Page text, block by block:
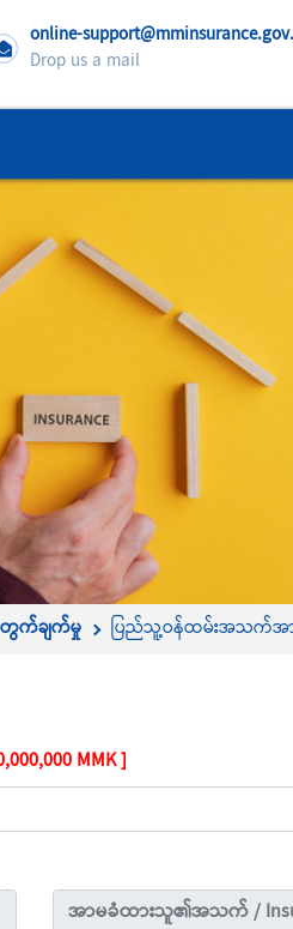
online-
Drop us a mail
က်ချက်မှု ပြည်သူ့ဝန်ထမ်းအသက်အ
MMK ]